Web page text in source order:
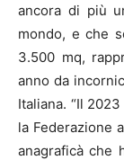
ancora di più
mondo, e che
3.500 mq,
anno da
Italiana. “Il
la Federazione
anagraficà che